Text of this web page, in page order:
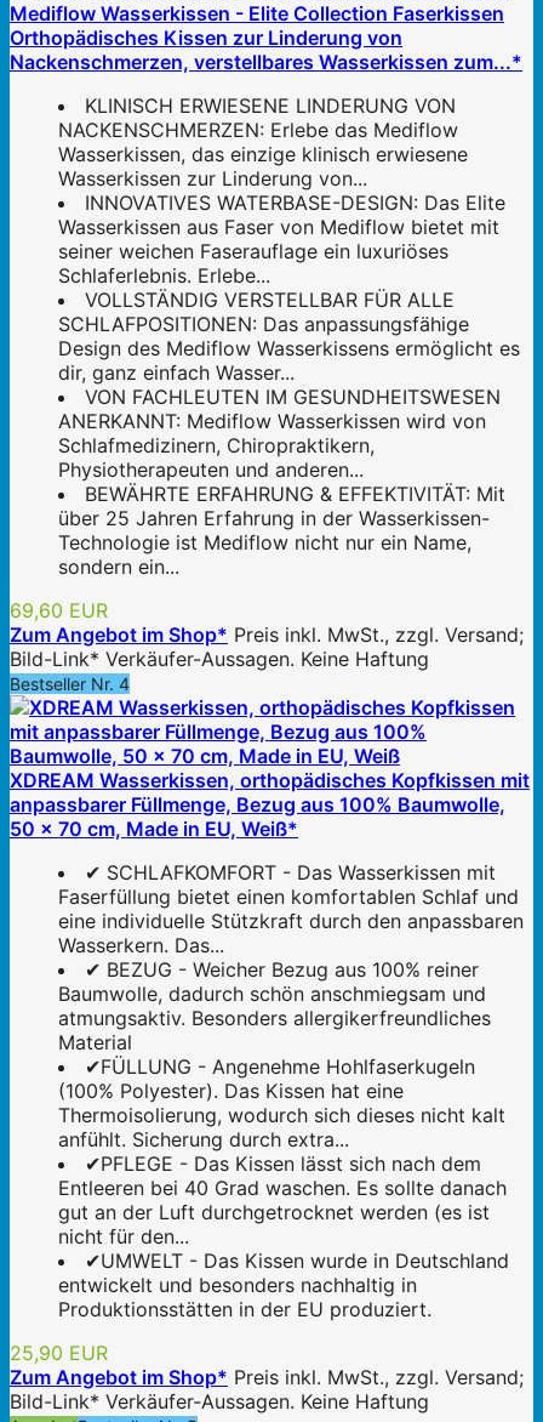
Mediflow Wasserkissen - Elite Collection Faserkissen
Orthopädisches Kissen zur Linderung von
Nackenschmerzen, verstellbares Wasserkissen zum...*
KLINISCH ERWIESENE LINDERUNG VON
NACKENSCHMERZEN: Erlebe das Mediflow
Wasserkissen, das einzige klinisch erwiesene
Wasserkissen zur Linderung von...
INNOVATIVES WATERBASE-DESIGN: Das Elite
Wasserkissen aus Faser von Mediflow bietet mit
seiner weichen Faserauflage ein luxuriöses
Schlaferlebnis. Erlebe...
VOLLSTÄNDIG VERSTELLBAR FÜR ALLE
SCHLAFPOSITIONEN: Das anpassungsfähige
Design des Mediflow Wasserkissens ermöglicht es
dir, ganz einfach Wasser...
VON FACHLEUTEN IM GESUNDHEITSWESEN
ANERKANNT: Mediflow Wasserkissen wird von
Schlafmedizinern, Chiropraktikern,
Physiotherapeuten und anderen...
BEWÄHRTE ERFAHRUNG & EFFEKTIVITÄT: Mit
über 25 Jahren Erfahrung in der Wasserkissen-
Technologie ist Mediflow nicht nur ein Name,
sondern ein...
69,60 EUR
Zum Angebot im Shop* Preis inkl. MwSt., zzgl. Versand;
Bild-Link* Verkäufer-Aussagen. Keine Haftung
Bestseller Nr. 4
XDREAM Wasserkissen, orthopädisches Kopfkissen mit
anpassbarer Füllmenge, Bezug aus 100% Baumwolle,
50 x 70 cm, Made in EU, Weiß*
✔ SCHLAFKOMFORT - Das Wasserkissen mit
Faserfüllung bietet einen komfortablen Schlaf und
eine individuelle Stützkraft durch den anpassbaren
Wasserkern. Das...
✔ BEZUG - Weicher Bezug aus 100% reiner
Baumwolle, dadurch schön anschmiegsam und
atmungsaktiv. Besonders allergikerfreundliches
Material
✔FÜLLUNG - Angenehme Hohlfaserkugeln
(100% Polyester). Das Kissen hat eine
Thermoisolierung, wodurch sich dieses nicht kalt
anfühlt. Sicherung durch extra...
✔PFLEGE - Das Kissen lässt sich nach dem
Entleeren bei 40 Grad waschen. Es sollte danach
gut an der Luft durchgetrocknet werden (es ist
nicht für den...
✔UMWELT - Das Kissen wurde in Deutschland
entwickelt und besonders nachhaltig in
Produktionsstätten in der EU produziert.
25,90 EUR
Zum Angebot im Shop* Preis inkl. MwSt., zzgl. Versand;
Bild-Link* Verkäufer-Aussagen. Keine Haftung